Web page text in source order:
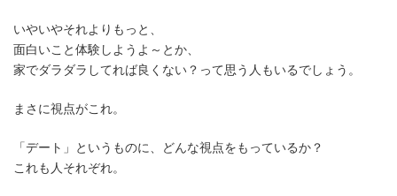
いやいやそれよりもっと、
面白いこと体験しようよ～とか、
家でダラダラしてれば良くない？って思う人もいるでしょう。
まさに視点がこれ。
「デート」というものに、どんな視点をもっているか？
これも人それぞれ。